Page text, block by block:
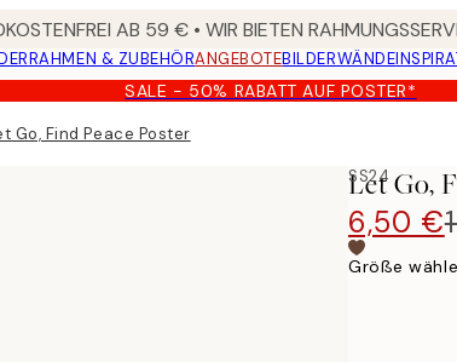
AB 59 € • WIR BIETEN
RAHMEN & ZUBEHÖRANGEBOTEBILDERWÄNDE
SALE - 50% RABATT AUF POSTER*
Go, Find Peace Poster
SS24
Let Go,
6,50 €
Größe